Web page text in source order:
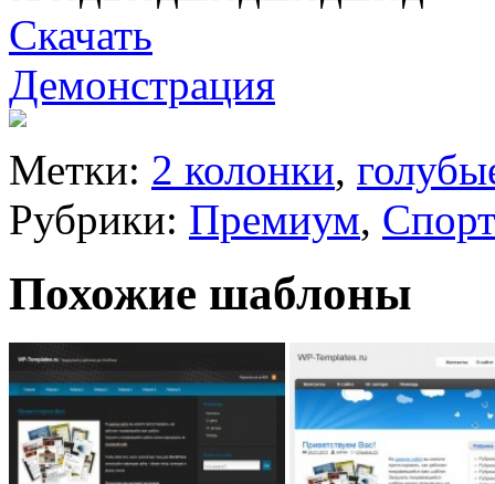
Скачать
Демонстрация
Метки: 2 колонки,
Рубрики: Премиум, Спорт
Похожие шаблоны